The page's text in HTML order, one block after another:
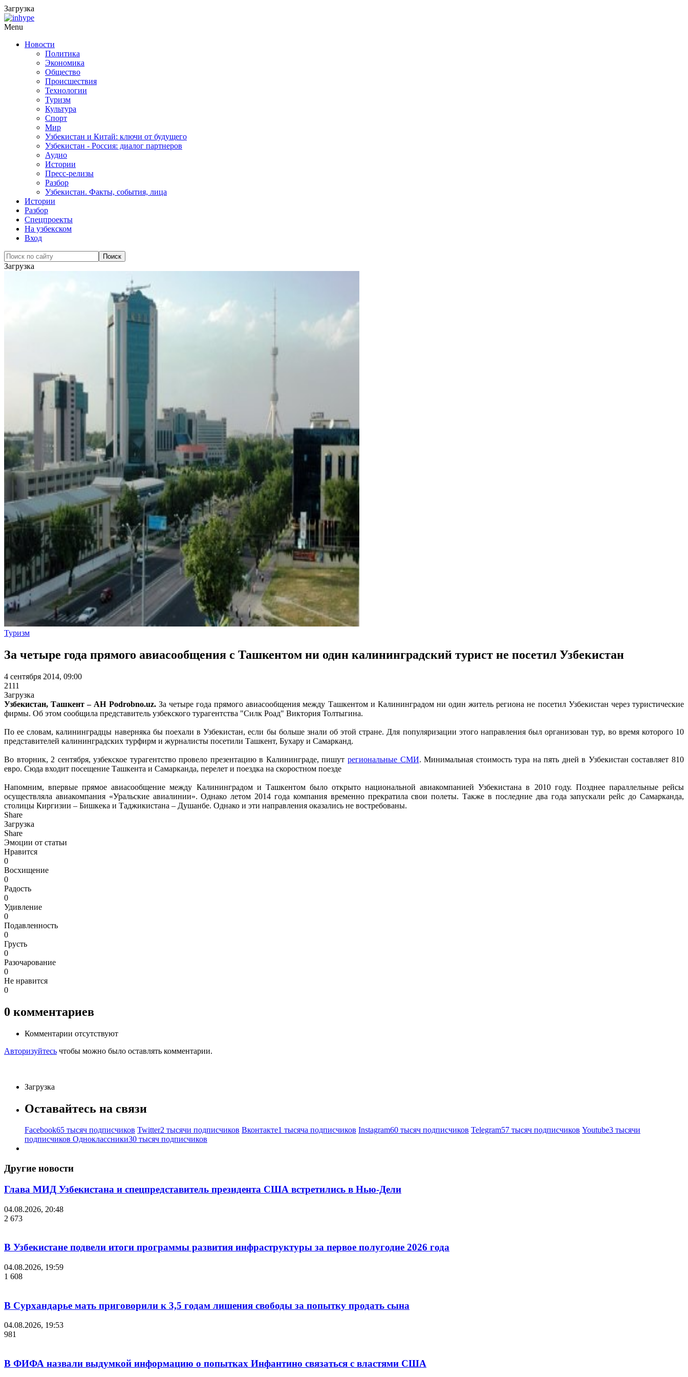
Загрузка
Menu
Новости
Политика
Экономика
Общество
Происшествия
Технологии
Туризм
Культура
Спорт
Мир
Узбекистан и Китай: ключи от будущего
Узбекистан - Россия: диалог партнеров
Аудио
Истории
Пресс-релизы
Разбор
Узбекистан. Факты, события, лица
Истории
Разбор
Спецпроекты
На узбекском
Вход
Загрузка
Туризм
За четыре года прямого авиасообщения с Ташкентом ни один калининградский турист не посетил Узбекистан
4 сентября 2014, 09:00
2111
Загрузка
Узбекистан, Ташкент – АН Podrobno.uz. За четыре года прямого авиасообщения между Ташкентом и Калининградом ни один житель региона не посетил Узбекистан через туристические
фирмы. Об этом сообщила представитель узбекского турагентства "Силк Роад" Виктория Толтыгина.
По ее словам, калининградцы наверняка бы поехали в Узбекистан, если бы больше знали об этой стране. Для популяризации этого направления был организован тур, во время которого 10
представителей калининградских турфирм и журналисты посетили Ташкент, Бухару и Самарканд.
Во вторник, 2 сентября, узбекское турагентство провело презентацию в Калининграде, пишут региональные СМИ. Минимальная стоимость тура на пять дней в Узбекистан составляет 810
евро. Сюда входит посещение Ташкента и Самарканда, перелет и поездка на скоростном поезде
Напомним, впервые прямое авиасообщение между Калининградом и Ташкентом было открыто национальной авиакомпанией Узбекистана в 2010 году. Позднее параллельные рейсы
осуществляла авиакомпания «Уральские авиалинии». Однако летом 2014 года компания временно прекратила свои полеты. Также в последние два года запускали рейс до Самарканда,
столицы Киргизии – Бишкека и Таджикистана – Душанбе. Однако и эти направления оказались не востребованы.
Share
Загрузка
Share
Эмоции от статьи
Нравится
0
Восхищение
0
Радость
0
Удивление
0
Подавленность
0
Грусть
0
Разочарование
0
Не нравится
0
0 комментариев
Комментарии отсутствуют
Авторизуйтесь чтобы можно было оставлять комментарии.
Загрузка
Оставайтесь на связи
Facebook65 тысяч подписчиков Twitter2 тысячи подписчиков Вконтакте1 тысяча подписчиков Instagram60 тысяч подписчиков Telegram57 тысяч подписчиков Youtube3 тысячи
подписчиков Одноклассники30 тысяч подписчиков
Другие новости
Глава МИД Узбекистана и спецпредставитель президента США встретились в Нью-Дели
04.08.2026, 20:48
2 673
В Узбекистане подвели итоги программы развития инфраструктуры за первое полугодие 2026 года
04.08.2026, 19:59
1 608
В Сурхандарье мать приговорили к 3,5 годам лишения свободы за попытку продать сына
04.08.2026, 19:53
981
В ФИФА назвали выдумкой информацию о попытках Инфантино связаться с властями США